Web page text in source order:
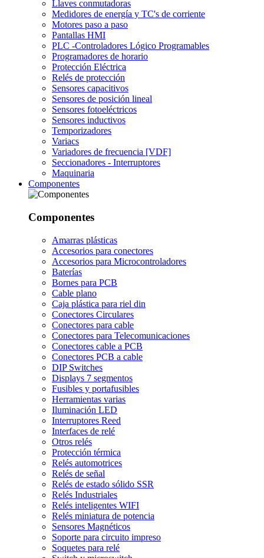
Llaves conmutadoras
Medidores de energía y TC's de corriente
Motores paso a paso
Pantallas HMI
PLC -Controladores Lógico Programables
Programadores de horario
Protección Eléctrica
Relés de protección
Sensores capacitivos
Sensores de posición lineal
Sensores fotoeléctricos
Sensores inductivos
Temporizadores
Variacs
Variadores de frecuencia [VDF]
Seccionadores - Interruptores
Maquinaria
Componentes
Componentes
Amarras plásticas
Accesorios para conectores
Accesorios para Microcontroladores
Baterías
Bornes para PCB
Cable plano
Caja plástica para riel din
Conectores Circulares
Conectores para cable
Conectores para Telecomunicaciones
Conectores cable a PCB
Conectores PCB a cable
DIP Switches
Displays 7 segmentos
Fusibles y portafusibles
Herramientas varias
Iluminación LED
Interruptores Reed
Interfaces de relé
Otros relés
Protección térmica
Relés automotrices
Relés de señal
Relés de estado sólido SSR
Relés Industriales
Relés inteligentes WIFI
Relés miniatura de potencia
Sensores Magnéticos
Soporte para circuito impreso
Soquetes para relé